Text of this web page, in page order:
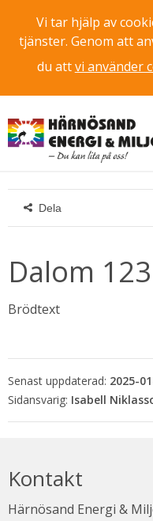
Vi tar hjälp av
tjänster. Genom att
du attvi använder
Dela
Dalom 123
Brödtext
Senast uppdaterad: 2025-
Isabell
Kontakt
Härnösand Energi &